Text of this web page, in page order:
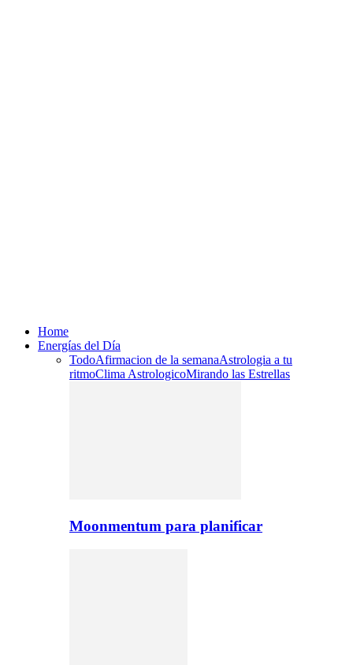
Home
Energías del Día
TodoAfirmacion de la semanaAstrologia a tu
ritmoClima AstrologicoMirando las Estrellas
Moonmentum para planificar